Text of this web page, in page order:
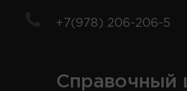
+7(978) 206-206-5
Справочный